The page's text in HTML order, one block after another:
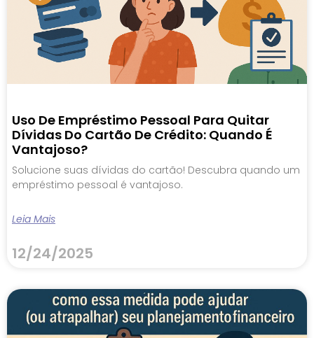
Uso De Empréstimo Pessoal Para Quitar
Dívidas Do Cartão De Crédito: Quando É
Vantajoso?
Solucione suas dívidas do cartão! Descubra quando um
empréstimo pessoal é vantajoso.
Leia Mais
12/24/2025